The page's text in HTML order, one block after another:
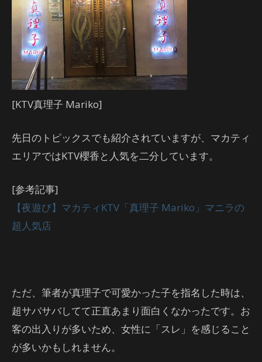
[KTV真理子 Mariko]
先日のトピックスでも紹介されていますが、マカティ
エリアではKTV櫻香と人気を二分しています。
[参考記事]
【夜遊び】マカティKTV「真理子 Mariko」マニラの
超人気店
ただ、筆者が真理子で可愛かった子を指名した時は、
超サバサバしてて正直あまり面白くなかったです。お
客の出入りが多いため、女性に「スレ」を感じること
が多いかもしれません。